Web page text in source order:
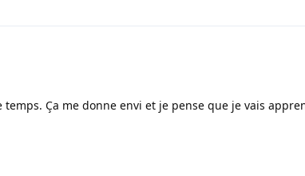
temps. Ça me donne envi et je pense que je vais